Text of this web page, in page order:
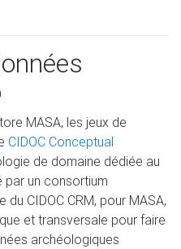
MASA, les jeux de
CIDOC Conceptual
de domaine dédiée au
par un consortium
du CIDOC CRM, pour MASA,
et transversale pour faire
archéologiques